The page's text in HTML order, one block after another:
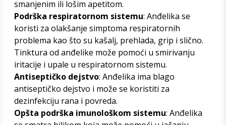
smanjenim ili lošim apetitom.
Podrška respiratornom sistemu: Anđelika se
koristi za olakšanje simptoma respiratornih
problema kao što su kašalj, prehlada, grip i slično.
Tinktura od anđelike može pomoći u smirivanju
iritacije i upale u respiratornom sistemu.
Antiseptičko dejstvo: Anđelika ima blago
antiseptičko dejstvo i može se koristiti za
dezinfekciju rana i povreda.
Opšta podrška imunološkom sistemu: Anđelika